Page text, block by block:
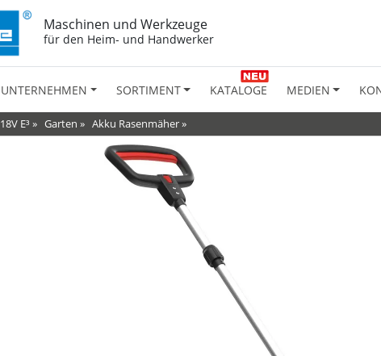
Maschinen und Werkzeuge
für den Heim- und Handwerker
UNTERNEHMEN SORTIMENT KATALOGE MEDIEN
18V E³ » Garten » Akku Rasenmäher»